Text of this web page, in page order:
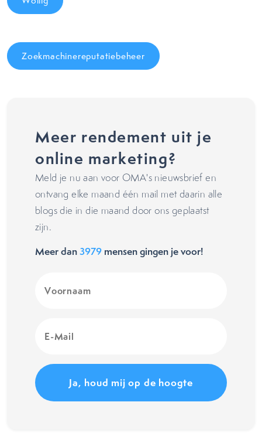
Zoekmachinereputatiebeheer
Meer rendement uit je
online marketing?
Meld je nu aan voor OMA's nieuwsbrief en
ontvang elke maand één mail met daarin alle
blogs die in die maand door ons geplaatst
zijn.
Meer dan3979 mensen gingen je voor!
(Vereist)
Mail